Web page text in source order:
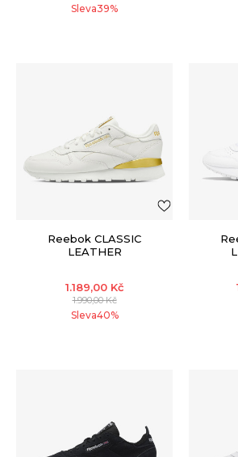
Sleva39%
Reebok CLASSIC
LEATHER
1.189,00 Kč
1.990,00Kč
Sleva40%